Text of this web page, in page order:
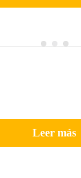
Leer más